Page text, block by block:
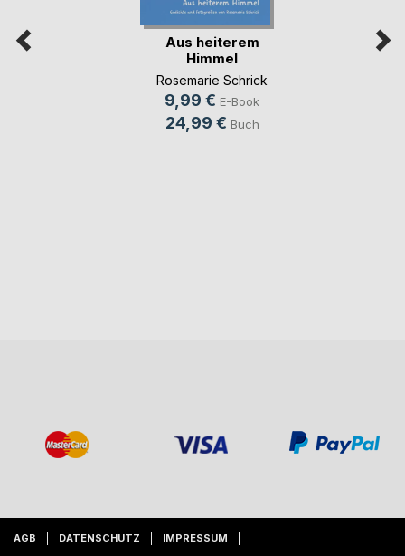
Aus heiterem
Himmel
Rosemarie Schrick
9,99 € E-Book
24,99 € Buch
AGB DATENSCHUTZ IMPRESSUM